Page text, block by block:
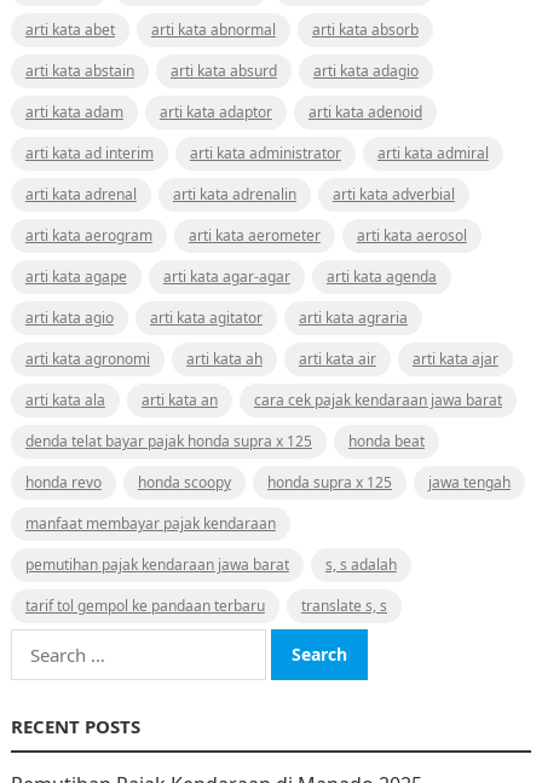
arti kata abet
arti kata abnormal
arti kata absorb
arti kata abstain
arti kata absurd
arti kata adagio
arti kata adam
arti kata adaptor
arti kata adenoid
arti kata ad interim
arti kata administrator
arti kata admiral
arti kata adrenal
arti kata adrenalin
arti kata adverbial
arti kata aerogram
arti kata aerometer
arti kata aerosol
arti kata agape
arti kata agar-agar
arti kata agenda
arti kata agio
arti kata agitator
arti kata agraria
arti kata agronomi
arti kata ah arti kata air
arti kata ajar
arti kata ala
arti kata an
cara cek pajak kendaraan jawa barat
denda telat bayar pajak honda supra x 125
honda beat
honda revo
honda scoopy honda supra x 125
jawa tengah
manfaat membayar pajak kendaraan
pemutihan pajak kendaraan jawa barat
s, s adalah
tarif tol gempol ke pandaan terbaru
translate s, s
Search
for:
RECENT POSTS